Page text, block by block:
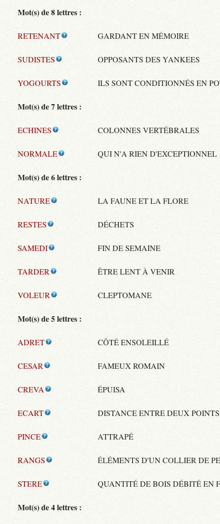
Mot(s) de 8 lettres :
RETENANT GARDANT EN MÉMOIRE
SUDISTES OPPOSANTS DES YANKEES
YOGOURTS ILS SONT CONDITIONNÉS EN
Mot(s) de 7 lettres :
ECHINES COLONNES VERTÉBRALES
NORMALE QUI N'A RIEN D'EXCEPTIONNEL
Mot(s) de 6 lettres :
NATURE LA FAUNE ET LA FLORE
RESTES DÉCHETS
SAMEDI FIN DE SEMAINE
TARDER ÊTRE LENT À VENIR
VOLEUR CLEPTOMANE
Mot(s) de 5 lettres :
ADRET CÔTÉ ENSOLEILLÉ
CESAR FAMEUX ROMAIN
CREVA ÉPUISA
ECART DISTANCE ENTRE DEUX POINTS
PINCE ATTRAPÉ
RANGS ÉLÉMENTS D'UN COLLIER DE
STERE QUANTITÉ DE BOIS DÉBITÉ EN
Mot(s) de 4 lettres :